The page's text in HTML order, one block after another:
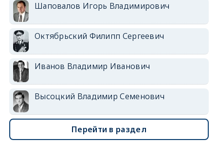
Шаповалов Игорь Владимирович
Октябрьский Филипп Сергеевич
Иванов Владимир Иванович
Высоцкий Владимир Семенович
Перейти в раздел